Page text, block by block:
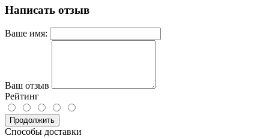
Написать отзыв
Ваше имя:
Ваш отзыв
Рейтинг
Продолжить
Способы доставки